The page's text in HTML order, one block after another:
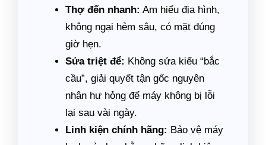
Thợ đến nhanh: Am hiểu địa hình,
không ngại hẻm sâu, có mặt đúng
giờ hẹn.
Sửa triệt để: Không sửa kiểu “bắc
cầu”, giải quyết tận gốc nguyên
nhân hư hỏng để máy không bị lỗi
lại sau vài ngày.
Linh kiện chính hãng: Bảo vệ máy